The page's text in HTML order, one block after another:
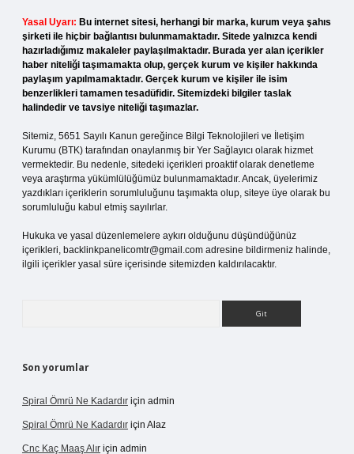
Yasal Uyarı: Bu internet sitesi, herhangi bir marka, kurum veya şahıs
şirketi ile hiçbir bağlantısı bulunmamaktadır. Sitede yalnızca kendi
hazırladığımız makaleler paylaşılmaktadır. Burada yer alan içerikler
haber niteliği taşımamakta olup, gerçek kurum ve kişiler hakkında
paylaşım yapılmamaktadır. Gerçek kurum ve kişiler ile isim
benzerlikleri tamamen tesadüfidir. Sitemizdeki bilgiler taslak
halindedir ve tavsiye niteliği taşımazlar.
Sitemiz, 5651 Sayılı Kanun gereğince Bilgi Teknolojileri ve İletişim
Kurumu (BTK) tarafından onaylanmış bir Yer Sağlayıcı olarak hizmet
vermektedir. Bu nedenle, sitedeki içerikleri proaktif olarak denetleme
veya araştırma yükümlülüğümüz bulunmamaktadır. Ancak, üyelerimiz
yazdıkları içeriklerin sorumluluğunu taşımakta olup, siteye üye olarak bu
sorumluluğu kabul etmiş sayılırlar.
Hukuka ve yasal düzenlemelere aykırı olduğunu düşündüğünüz
içerikleri, backlinkpanelicomtr@gmail.com adresine bildirmeniz halinde,
ilgili içerikler yasal süre içerisinde sitemizden kaldırılacaktır.
Son yorumlar
Spiral Ömrü Ne Kadardır için admin
Spiral Ömrü Ne Kadardır için Alaz
Cnc Kaç Maaş Alır için admin